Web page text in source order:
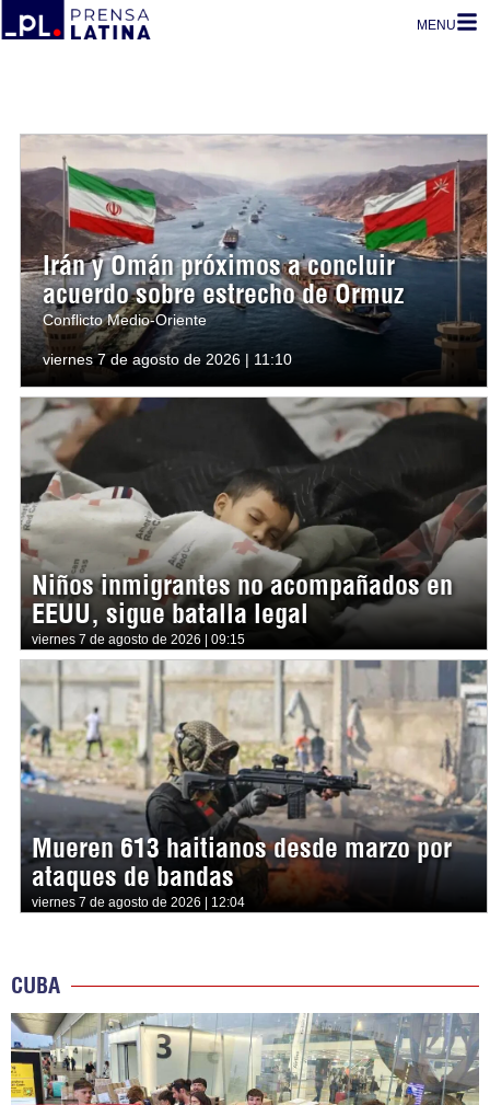
MENU
Irán y Omán próximos a concluir
acuerdo sobre estrecho de Ormuz
Conflicto Medio-Oriente
viernes 7 de agosto de 2026 | 11:10
Niños inmigrantes no acompañados en
EEUU, sigue batalla legal
viernes 7 de agosto de 2026 | 09:15
Mueren 613 haitianos desde marzo por
ataques de bandas
viernes 7 de agosto de 2026 | 12:04
CUBA